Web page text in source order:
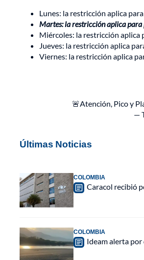
Lunes: la restricción aplica
Martes: la restricción aplica
Miércoles: la restricción aplica
Jueves: la restricción aplica
Viernes: la restricción aplica
🚨Atención, Pico y
—
Últimas Noticias
COLOMBIA
Caracol recibió
COLOMBIA
Ideam alerta por